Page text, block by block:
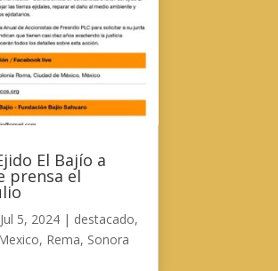
El Bajío a
prensa el
Jul 5, 2024| destacado,
, Rema, Sonora